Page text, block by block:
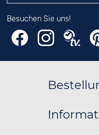
Besuchen Sie uns!